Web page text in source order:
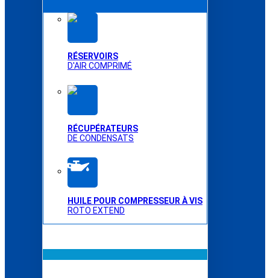
RÉSERVOIRS
D'AIR COMPRIMÉ
RÉCUPÉRATEURS
DE CONDENSATS
HUILE POUR COMPRESSEUR À VIS
ROTO EXTEND